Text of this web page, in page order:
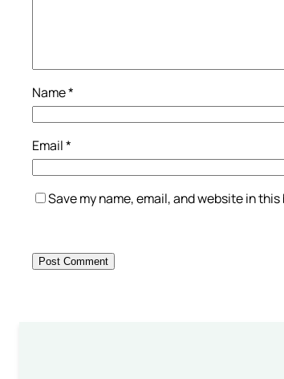
Name*
Email*
Save my name, email, and website in